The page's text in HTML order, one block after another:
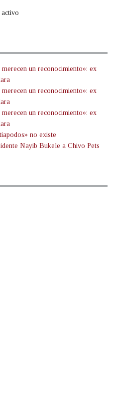
activo
un reconocimiento»: ex
un reconocimiento»: ex
un reconocimiento»: ex
no existe
Nayib Bukele a Chivo Pets